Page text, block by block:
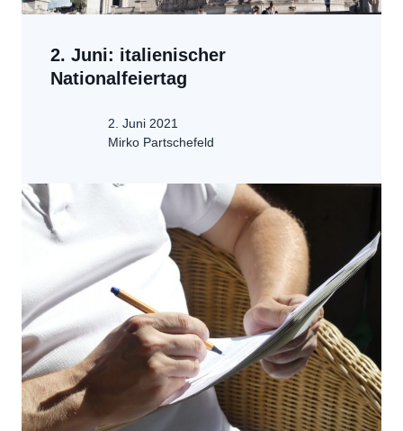
2. Juni: italienischer
Nationalfeiertag
2. Juni 2021
Mirko Partschefeld